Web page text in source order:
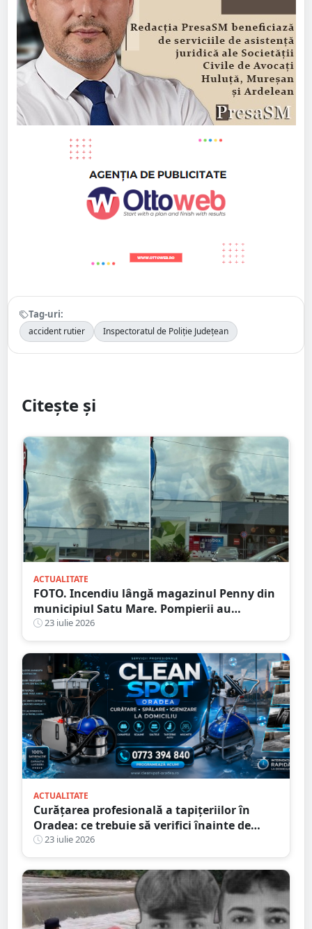
Tag-uri:
accident rutier Inspectoratul de Poliție Județean
Citește și
ACTUALITATE
FOTO. Incendiu lângă magazinul Penny din
municipiul Satu Mare. Pompierii au
intervenit rapid
23 iulie 2026
ACTUALITATE
Curățarea profesională a tapițeriilor în
Oradea: ce trebuie să verifici înainte de
programare
23 iulie 2026